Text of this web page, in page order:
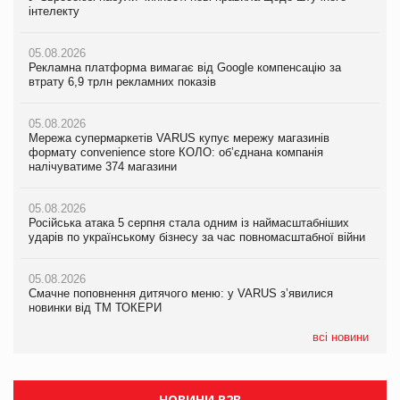
інтелекту
05.08.2026
Рекламна платформа вимагає від Google компенсацію за
втрату 6,9 трлн рекламних показів
05.08.2026
Мережа супермаркетів VARUS купує мережу магазинів
формату convenience store КОЛО: об’єднана компанія
налічуватиме 374 магазини
05.08.2026
Російська атака 5 серпня стала одним із наймасштабніших
ударів по українському бізнесу за час повномасштабної війни
05.08.2026
Смачне поповнення дитячого меню: у VARUS з’явилися
новинки від ТМ ТОКЕРИ
всі новини
інтелекту
05.08.2026
Рекламна платформа вимагає від Google компенсацію за
втрату 6,9 трлн рекламних показів
05.08.2026
Мережа супермаркетів VARUS купує мережу магазинів
формату convenience store КОЛО: об’єднана компанія
налічуватиме 374 магазини
05.08.2026
Російська атака 5 серпня стала одним із наймасштабніших
ударів по українському бізнесу за час повномасштабної війни
05.08.2026
Смачне поповнення дитячого меню: у VARUS з’явилися
новинки від ТМ ТОКЕРИ
інтелекту
05.08.2026
Рекламна платформа вимагає від Google компенсацію за
втрату 6,9 трлн рекламних показів
05.08.2026
Adidas витратила понад $1 млрд на маркетинг за квартал
продуктів